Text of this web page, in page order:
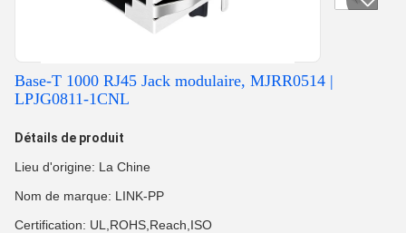
Base-T 1000 RJ45 Jack modulaire, MJRR0514 |
LPJG0811-1CNL
Détails de produit
Lieu d'origine: La Chine
Nom de marque: LINK-PP
Certification: UL,ROHS,Reach,ISO